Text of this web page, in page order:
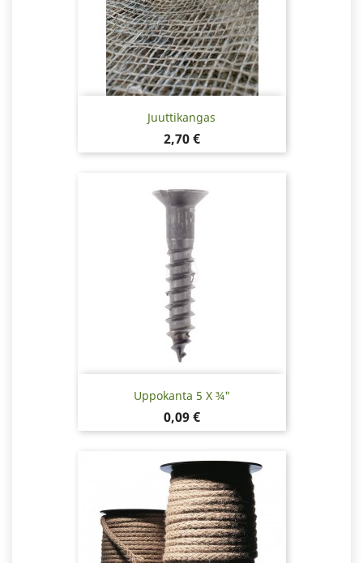
Juuttikangas
Hinta
2,70 €
Uppokanta 5 X ¾"
Hinta
0,09 €